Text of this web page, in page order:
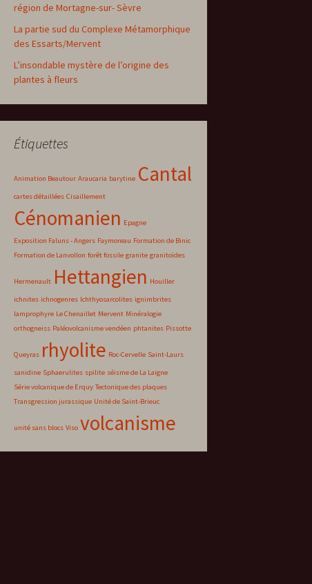
région de Mortagne-sur- Sèvre
La partie sud du Complexe Métamorphique
des Essarts/Mervent
L’insondable mystère de l’origine des
plantes à fleurs
Étiquettes
Animation Beautour Araucaria barytine Cantal
cartes détaillées Cisaillement
Cénomanien Epagne
Exposition Faluns - Angers Faymoreau Formation de Binic
Formation de Lanvollon forêt fossile granite granitoïdes
Hermenault Hettangien Houiller
ichnites ichnogenres Ichthyosarcolites ignimbrites
lamprophyre Le Chenaillet Mervent Minéralogie
orthogneiss Paléovolcanisme vendéen phtanites Pissotte
Queyras rhyolite Roc-Cervelle Saint-Laurs
sanidine Sphaerulites spilite séisme de La Laigne
Série volcanique de Erquy Tectonique des plaques
Transgression jurassique Unité de Saint-Brieuc
unité sans blocs Viso volcanisme